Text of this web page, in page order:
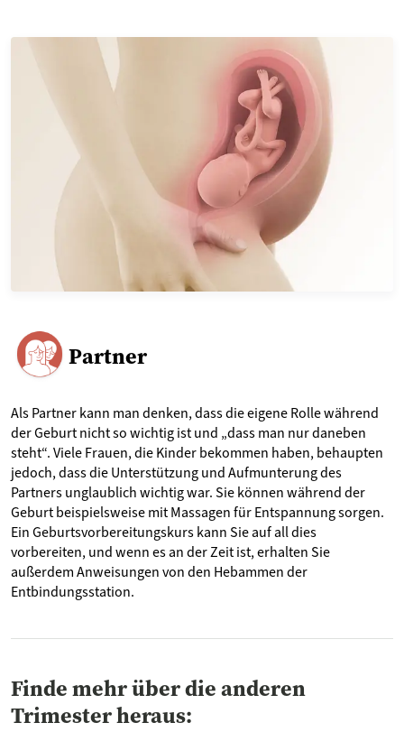
Partner
Als Partner kann man denken, dass die eigene Rolle während
der Geburt nicht so wichtig ist und „dass man nur daneben
steht“. Viele Frauen, die Kinder bekommen haben, behaupten
jedoch, dass die Unterstützung und Aufmunterung des
Partners unglaublich wichtig war. Sie können während der
Geburt beispielsweise mit Massagen für Entspannung sorgen.
Ein Geburtsvorbereitungskurs kann Sie auf all dies
vorbereiten, und wenn es an der Zeit ist, erhalten Sie
außerdem Anweisungen von den Hebammen der
Entbindungsstation.
Finde mehr über die anderen
Trimester heraus: